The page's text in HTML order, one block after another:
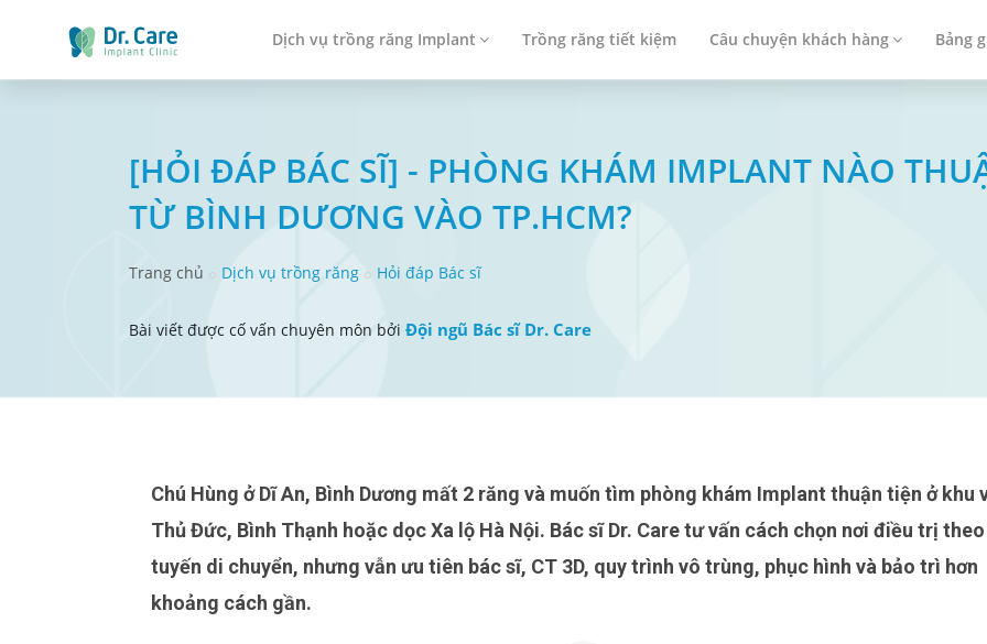
Dịch vụ trồng răng Implant Trồng răng tiết kiệm Câu chuyện khách hàng Bảng
[HỎI ĐÁP BÁC SĨ] - PHÒNG KHÁM IMPLANT NÀO
TỪ BÌNH DƯƠNG VÀO TP.HCM?
Trang chủ Dịch vụ trồng răng Hỏi đáp Bác sĩ
Bài viết được cố vấn chuyên môn bởi Đội ngũ Bác sĩ Dr. Care
Chú Hùng ở Dĩ An, Bình Dương mất 2 răng và muốn tìm phòng khám Implant thuận tiện ở khu vực
Thủ Đức, Bình Thạnh hoặc dọc Xa lộ Hà Nội. Bác sĩ Dr. Care tư vấn cách chọn nơi điều trị theo
tuyến di chuyển, nhưng vẫn ưu tiên bác sĩ, CT 3D, quy trình vô trùng, phục hình và bảo trì hơn
khoảng cách gần.